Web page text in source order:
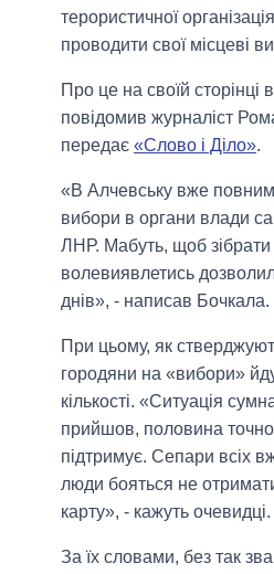
терористичної
проводити свої місцеві
Про це на своїй сторінці
повідомив журналіст
передає «Слово і Діло».
«В Алчевську вже
вибори в органи влади
ЛНР. Мабуть, щоб зібрати
волевиявлетись
днів», - написав Бочкала.
При цьому, як
городяни на «вибори»
кількості. «Ситуація
прийшов, половина
підтримує. Сепари всіх
люди бояться не
карту», - кажуть очевидці.
За їх словами, без так